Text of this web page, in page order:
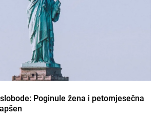
Poginule žena i petomjesečna